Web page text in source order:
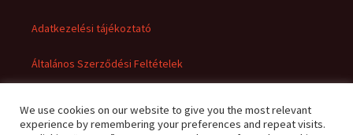
Adatkezelési tájékoztató
Általános Szerződési Feltételek
We use cookies on our website to give you the most relevant
experience by remembering your preferences and repeat visits.